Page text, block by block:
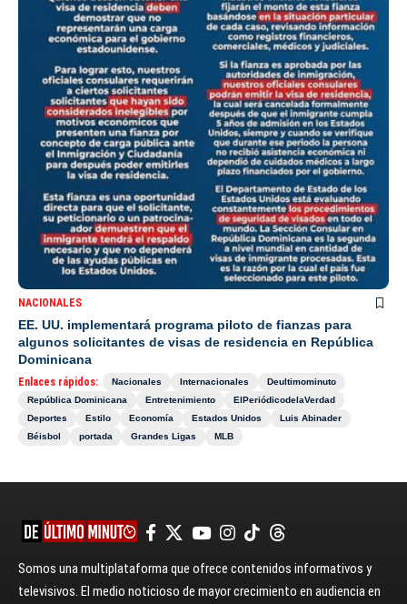
NACIONALES
EE. UU. implementará programa piloto de fianzas para
algunos solicitantes de visas de residencia en República
Dominicana
Enlaces rápidos: Nacionales Internacionales
Deultimominuto
República Dominicana
Entretenimiento
ElPeriódicodelaVerdad
Deportes
Estilo Economía Estados Unidos
Luis Abinader
Béisbol
portada Grandes Ligas MLB
Somos una multiplataforma que ofrece contenidos informativos y
televisivos. El medio noticioso de mayor crecimiento en audiencia en